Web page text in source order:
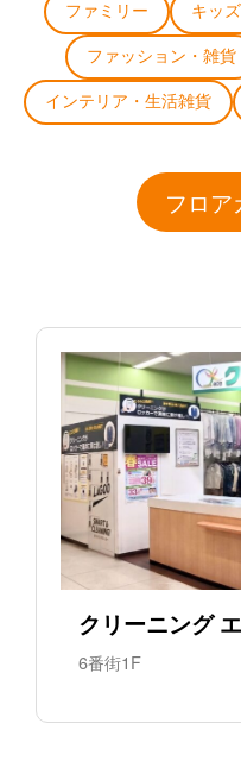
ファミリー キッ
ファッション・雑貨
インテリア・生活雑貨
フロア
クリーニング
6番街1F